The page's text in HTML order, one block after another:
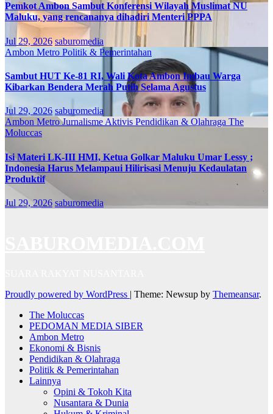
Pemkot Ambon Sambut Konferensi Wilayah Muslimat NU
Maluku, yang rencananya dihadiri Menteri PPPA
Jul 29, 2026 saburomedia
Ambon Metro Politik & Pemerintahan
Sambut HUT Ke-81 RI, Wali Kota Ambon Imbau Warga
Kibarkan Bendera Merah Putih Selama Agustus
Jul 29, 2026 saburomedia
Ambon MetroJurnalisme Aktivis Pendidikan & Olahraga The
Moluccas
Isi Materi LK-III HMI, Ketua Golkar Maluku Umar Lessy ;
Indonesia Harus Melampaui Hilirisasi Menuju Kedaulatan
Produktif
Jul 29, 2026 saburomedia
Proudly powered by WordPress | Theme: Newsup by Themeansar.
The Moluccas
PEDOMAN MEDIA SIBER
Ambon Metro
Ekonomi & Bisnis
Pendidikan & Olahraga
Politik & Pemerintahan
Lainnya
Opini & Tokoh Kita
Nusantara & Dunia